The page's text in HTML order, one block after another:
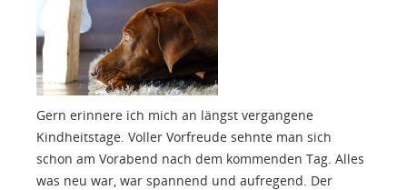
Gern erinnere ich mich an längst vergangene
Kindheitstage. Voller Vorfreude sehnte man sich
schon am Vorabend nach dem kommenden Tag. Alles
was neu war, war spannend und aufregend. Der